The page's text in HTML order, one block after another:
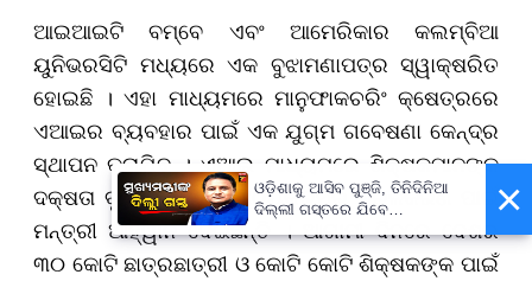
ଆଇଆଇଟି ବମ୍ବେ ଏବଂ ଆମେରିକାର କଲମ୍ବିଆ
ୟୁନିଭରସିଟି ମଧ୍ୟରେ ଏକ ବୁଝାମଣାପତ୍ର ସ୍ୱାକ୍ଷରିତ
ହୋଇଛି । ଏହା ମାଧ୍ୟମରେ ମାନୁଫାକଚରିଂ କ୍ଷେତ୍ରରେ
ଏଆଇର ବ୍ୟବହାର ପାଇଁ ଏକ ଯୁଗ୍ମ ଗବେଷଣା କେନ୍ଦ୍ର
ସ୍ଥାପନ କରାଯିବ । ଏଆଇ ମାଧ୍ୟମରେ ଶିକ୍ଷକମାନଙ୍କ
ଦକ୍ଷତା ବୃଦ୍ଧି ଓ ନୂତନ ପାଠ୍ୟକ୍ରମର ସରଳିକରଣ ପାଇଁ
ମନ୍ତ୍ରୀ ଆହ୍ୱାନ ଦେଇଛନ୍ତି । ଆଗାମୀ ଦିନରେ ଦେଶର
୩୦ କୋଟି ଛାତ୍ରଛାତ୍ରୀ ଓ କୋଟି କୋଟି ଶିକ୍ଷକଙ୍କ ପାଇଁ
×
ଓଡ଼ିଶାକୁ ଆସିବ ପୁଞ୍ଜି, ତିନିଦିନିଆ
ଦିଲ୍ଲୀ ଗସ୍ତରେ ଯିବେ